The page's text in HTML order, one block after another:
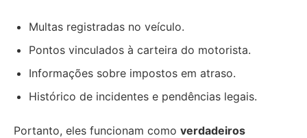
Multas registradas no veículo.
Pontos vinculados à carteira do motorista.
Informações sobre impostos em atraso.
Histórico de incidentes e pendências legais.
Portanto, eles funcionam como verdadeiros